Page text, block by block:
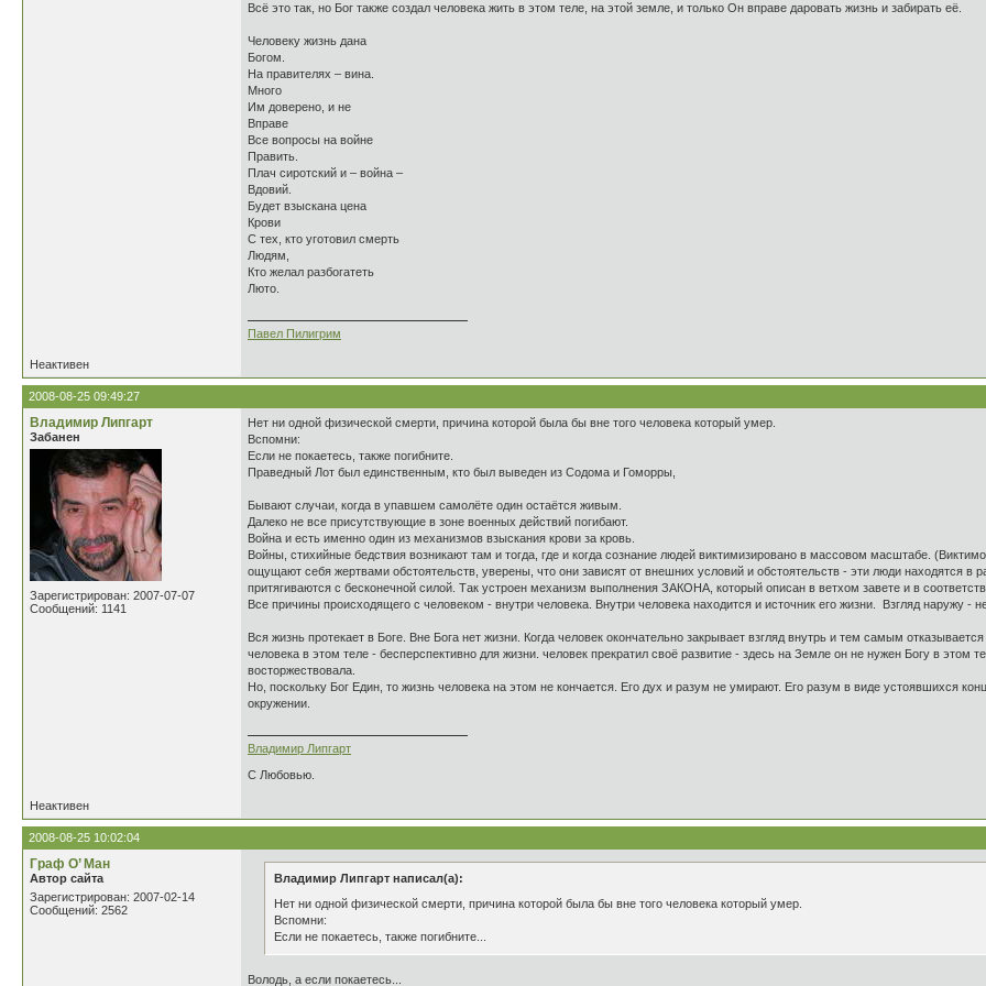
Всё это так, но Бог также создал человека жить в этом теле, на этой земле, и только Он вправе даровать жизнь и забирать её.
Человеку жизнь дана
Богом.
На правителях – вина.
Много
Им доверено, и не
Вправе
Все вопросы на войне
Править.
Плач сиротский и – война –
Вдовий.
Будет взыскана цена
Крови
С тех, кто уготовил смерть
Людям,
Кто желал разбогатеть
Люто.
Павел Пилигрим
Неактивен
2008-08-25 09:49:27
Владимир Липгарт
Забанен
Зарегистрирован: 2007-07-07
Сообщений: 1141
Нет ни одной физической смерти, причина которой была бы вне того человека который умер.
Вспомни:
Если не покаетесь, также погибните.
Праведный Лот был единственным, кто был выведен из Содома и Гоморры,
Бывают случаи, когда в упавшем самолёте один остаётся живым.
Далеко не все присутствующие в зоне военных действий погибают.
Война и есть именно один из механизмов взыскания крови за кровь.
Войны, стихийные бедствия возникают там и тогда, где и когда сознание людей виктимизировано в массовом масштабе.
ощущают себя жертвами обстоятельств, уверены, что они зависят от внешних условий и обстоятельств - эти люди находятся
притягиваются с бесконечной силой. Так устроен механизм выполнения ЗАКОНА, который описан в ветхом завете и в
Все причины происходящего с человеком - внутри человека. Внутри человека находится и источник его жизни. Взгляд наружу -
Вся жизнь протекает в Боге. Вне Бога нет жизни. Когда человек окончательно закрывает взгляд внутрь и тем самым
человека в этом теле - бесперспективно для жизни. человек прекратил своё развитие - здесь на Земле он не нужен Богу в этом
восторжествовала.
Но, поскольку Бог Един, то жизнь человека на этом не кончается. Его дух и разум не умирают. Его разум в виде устоявшихся
окружении.
Владимир Липгарт
С Любовью.
Неактивен
2008-08-25 10:02:04
Граф О’ Ман
Автор сайта
Зарегистрирован: 2007-02-14
Сообщений: 2562
Владимир Липгарт написал(а):
Нет ни одной физической смерти, причина которой была бы вне того человека который умер.
Вспомни:
Если не покаетесь, также погибните...
Володь, а если покаетесь...